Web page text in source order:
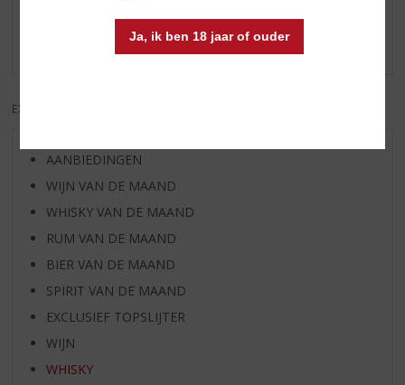
Ja, ik ben 18 jaar of ouder
Er zijn nog geen reviews geplaatst voor dit product
EXCL. BTW
AANBIEDINGEN
WIJN VAN DE MAAND
WHISKY VAN DE MAAND
RUM VAN DE MAAND
BIER VAN DE MAAND
SPIRIT VAN DE MAAND
EXCLUSIEF TOPSLIJTER
WIJN
WHISKY